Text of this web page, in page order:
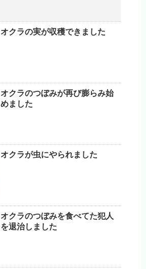
オクラの実が収穫できました
オクラのつぼみが再び膨らみ始
めました
オクラが虫にやられました
オクラのつぼみを食べてた犯人
を退治しました